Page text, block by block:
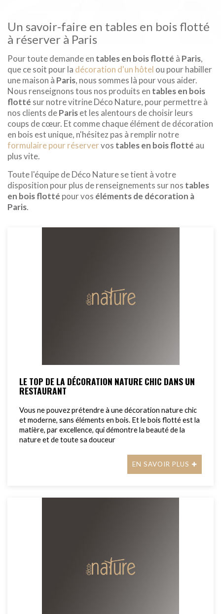
Un savoir-faire en tables en bois flotté
à réserver à Paris
Pour toute demande en tables en bois flotté à Paris,
que ce soit pour la décoration d'un hôtel ou pour habiller
une maison à Paris, nous sommes là pour vous aider.
Nous renseignons tous nos produits en tables en bois
flotté sur notre vitrine Déco Nature, pour permettre à
nos clients dePariset les alentours de choisir leurs
coups de cœur. Et comme chaque élément de décoration
en bois est unique, n'hésitez pas à remplir notre
formulaire pour réservervos tables en bois flotté au
plus vite.
Toute l'équipe de Déco Nature se tient à votre
disposition pour plus de renseignements sur nos tables
en bois flotté pour vos éléments de décoration à
Paris.
LE TOP DE LA DÉCORATION NATURE CHIC DANS UN
RESTAURANT
Vous ne pouvez prétendre à une décoration nature chic
et moderne, sans éléments en bois. Et le bois flotté est la
matière, par excellence, qui démontre la beauté de la
nature et de toute sa douceur
EN SAVOIR PLUS